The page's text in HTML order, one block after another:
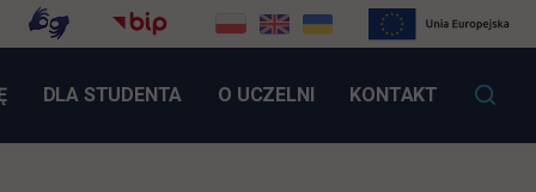
LINK OTWIERA SIĘ W NOWEJ KARCIE
DLA STUDENTA O UCZELNI KONTAKT